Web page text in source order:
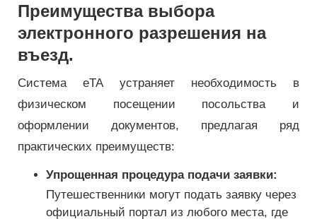
Преимущества выбора
электронного разрешения на
въезд.
Система eTA устраняет необходимость в
физическом посещении посольства и
оформлении документов, предлагая ряд
практических преимуществ:
Упрощенная процедура подачи заявки:
Путешественники могут подать заявку через
официальный портал из любого места, где